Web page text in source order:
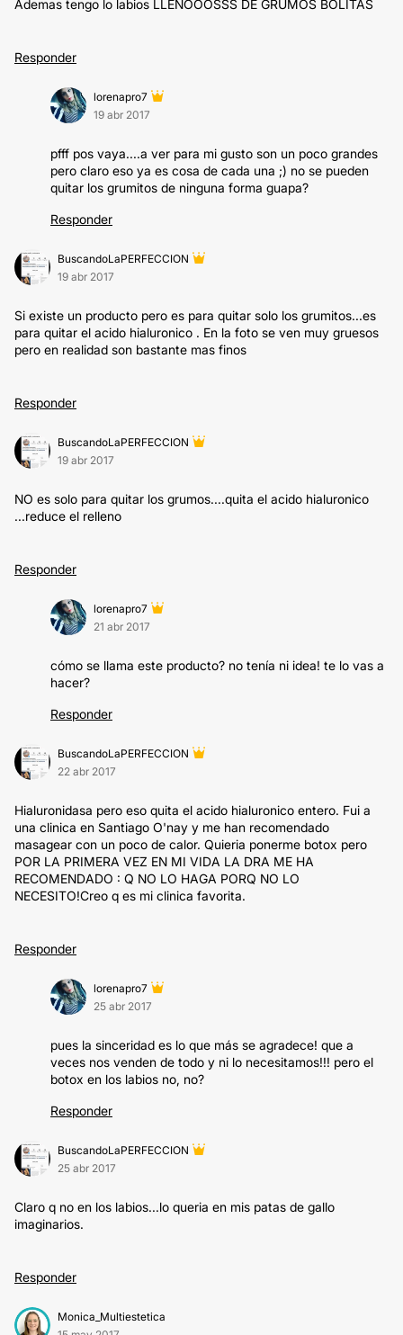
Ademas tengo lo labios LLENOOOSSS DE GRUMOS BOLITAS
Responder
lorenapro7
19 abr 2017
pfff pos vaya....a ver para mi gusto son un poco grandes
pero claro eso ya es cosa de cada una ;) no se pueden
quitar los grumitos de ninguna forma guapa?
Responder
BuscandoLaPERFECCION
19 abr 2017
Si existe un producto pero es para quitar solo los grumitos...es
para quitar el acido hialuronico . En la foto se ven muy gruesos
pero en realidad son bastante mas finos
Responder
BuscandoLaPERFECCION
19 abr 2017
NO es solo para quitar los grumos....quita el acido hialuronico
...reduce el relleno
Responder
lorenapro7
21 abr 2017
cómo se llama este producto? no tenía ni idea! te lo vas a
hacer?
Responder
BuscandoLaPERFECCION
22 abr 2017
Hialuronidasa pero eso quita el acido hialuronico entero. Fui a
una clinica en Santiago O'nay y me han recomendado
masagear con un poco de calor. Quieria ponerme botox pero
POR LA PRIMERA VEZ EN MI VIDA LA DRA ME HA
RECOMENDADO : Q NO LO HAGA PORQ NO LO
NECESITO!Creo q es mi clinica favorita.
Responder
lorenapro7
25 abr 2017
pues la sinceridad es lo que más se agradece! que a
veces nos venden de todo y ni lo necesitamos!!! pero el
botox en los labios no, no?
Responder
BuscandoLaPERFECCION
25 abr 2017
Claro q no en los labios...lo queria en mis patas de gallo
imaginarios.
Responder
Monica_Multiestetica